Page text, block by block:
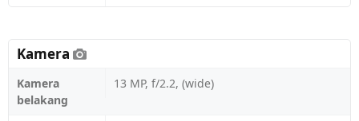
Kamera
Kamera
belakang
13 MP, f/2.2, (wide)